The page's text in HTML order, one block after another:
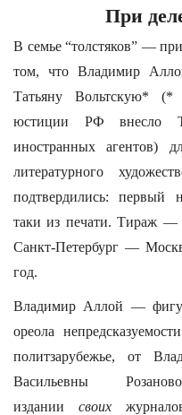
При
В семье “толстяков” —
том, что Владимир
Татьяну Вольтскую* (*
юстиции РФ внесло
иностранных агентов)
литературного
подтвердились: первый
таки из печати. Тираж —
Санкт-Петербург —
год.
Владимир Аллой —
ореола
политзарубежье, от
Васильевны
издании своих